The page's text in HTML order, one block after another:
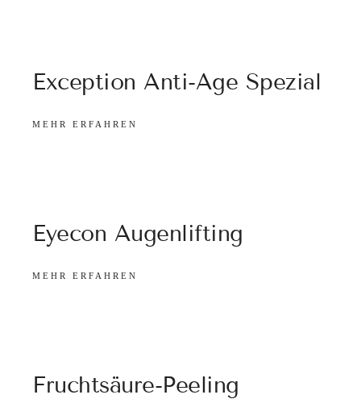
Exception Anti-Age Spezial
MEHR ERFAHREN
Eyecon Augenlifting
MEHR ERFAHREN
Fruchtsäure-Peeling